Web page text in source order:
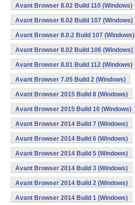
Avant Browser 8.02 Build 110 (Windows)
Avant Browser 8.02 Build 107 (Windows)
Avant Browser 8.0.2 Build 107 (Windows)
Avant Browser 8.02 Build 106 (Windows)
Avant Browser 8.01 Build 112 (Windows)
Avant Browser 7.05 Build 2 (Windows)
Avant Browser 2015 Build 8 (Windows)
Avant Browser 2015 Build 10 (Windows)
Avant Browser 2014 Build 7 (Windows)
Avant Browser 2014 Build 6 (Windows)
Avant Browser 2014 Build 5 (Windows)
Avant Browser 2014 Build 3 (Windows)
Avant Browser 2014 Build 2 (Windows)
Avant Browser 2014 Build 1 (Windows)